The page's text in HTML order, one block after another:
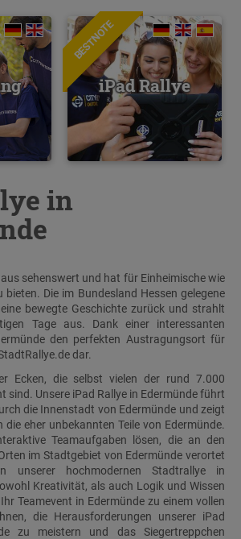
BESTNOTE
iPad Rallye
in
sehenswert und hat für Einheimische wie
bieten. Die im Bundesland Hessen gelegene
bewegte Geschichte zurück und strahlt
Tage aus. Dank einer interessanten
den perfekten Austragungsort für
dar.
Ecken, die selbst vielen der rund 7.000
sind. Unsere iPad Rallye in Edermünde führt
die Innenstadt von Edermünde und zeigt
die eher unbekannten Teile von Edermünde.
Teamaufgaben lösen, die an den
im Stadtgebiet von Edermünde verortet
unserer hochmodernen Stadtrallye in
Kreativität, als auch Logik und Wissen
Teamevent in Edermünde zu einem vollen
die Herausforderungen unserer iPad
zu meistern und das Siegertreppchen